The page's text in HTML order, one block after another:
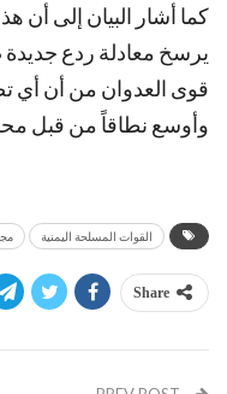
كما أشار البيان إلى أن
يرسخ معادلة ردع
قوى العدوان من أن أي
وأوسع نطاقاً من قبل
القوات المسلحة اليمنية
Share